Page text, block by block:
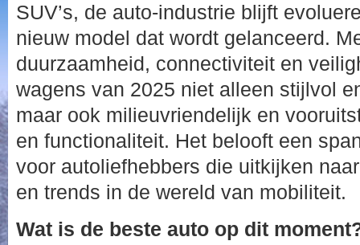
SUV’s, de auto-industrie blijft
nieuw model dat wordt gelanceerd.
duurzaamheid, connectiviteit en
wagens van 2025 niet alleen stijlvol
maar ook milieuvriendelijk en
en functionaliteit. Het belooft een
voor autoliefhebbers die uitkijken
en trends in de wereld van mobiliteit.
Wat is de beste auto op dit